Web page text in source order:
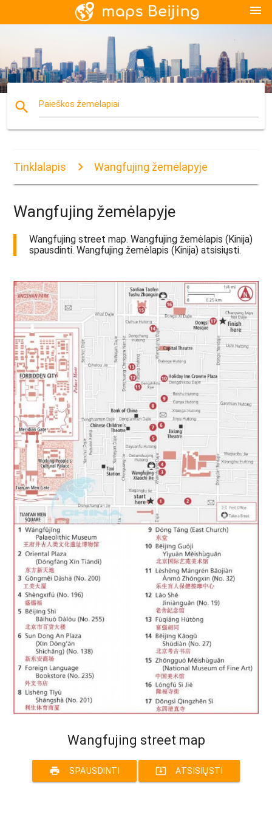
menu
search Paieškos žemėlapiai
Tinklalapis Wangfujing žemėlapyje
Wangfujing žemėlapyje
Wangfujing street map. Wangfujing žemėlapis (Kinija)
spausdinti. Wangfujing žemėlapis (Kinija) atsisiųsti.
Wangfujing street map
print SPAUSDINTI system_update_alt ATSISIŲSTI